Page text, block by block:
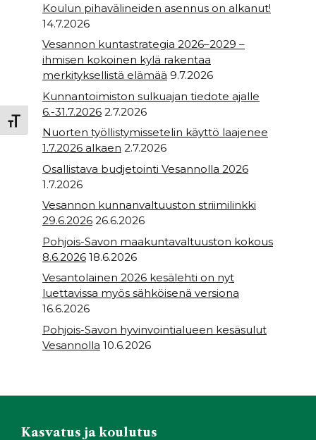
Toggle Font size
Koulun pihavälineiden asennus on alkanut!
14.7.2026
Vesannon kuntastrategia 2026–2029 –
ihmisen kokoinen kylä rakentaa
merkityksellistä elämää 9.7.2026
Kunnantoimiston sulkuajan tiedote ajalle
6.-31.7.2026 2.7.2026
Nuorten työllistymissetelin käyttö laajenee
1.7.2026 alkaen 2.7.2026
Osallistava budjetointi Vesannolla 2026
1.7.2026
Vesannon kunnanvaltuuston striimilinkki
29.6.2026 26.6.2026
Pohjois-Savon maakuntavaltuuston kokous
8.6.2026 18.6.2026
Vesantolainen 2026 kesälehti on nyt
luettavissa myös sähköisenä versiona
16.6.2026
Pohjois-Savon hyvinvointialueen kesäsulut
Vesannolla 10.6.2026
Kasvatus ja koulutus